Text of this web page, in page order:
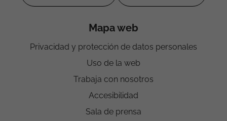
Mapa web
Privacidad y protección de datos personales
Uso de la web
Trabaja con nosotros
Accesibilidad
Sala de prensa